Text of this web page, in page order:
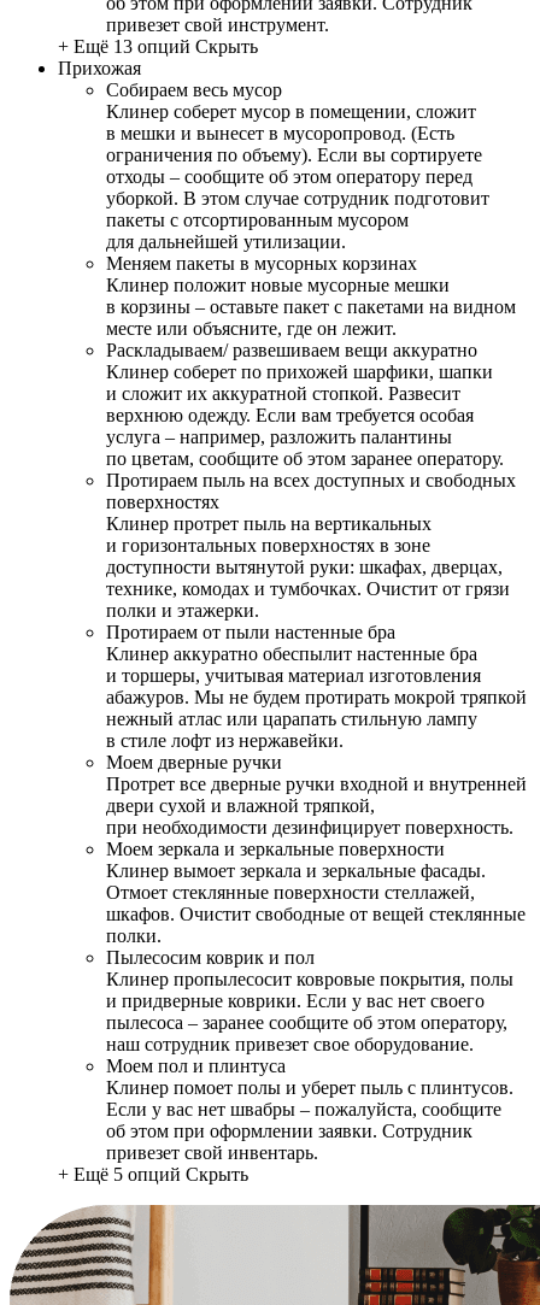
привезет свой инструмент.
+ Ещё 13 опций Скрыть
Прихожая
Собираем весь мусор
Клинер соберет мусор в помещении, сложит
в мешки и вынесет в мусоропровод. (Есть
ограничения по объему). Если вы сортируете
отходы – сообщите об этом оператору перед
уборкой. В этом случае сотрудник подготовит
пакеты с отсортированным мусором
для дальнейшей утилизации.
Меняем пакеты в мусорных корзинах
Клинер положит новые мусорные мешки
в корзины – оставьте пакет с пакетами на видном
месте или объясните, где он лежит.
Раскладываем/ развешиваем вещи аккуратно
Клинер соберет по прихожей шарфики, шапки
и сложит их аккуратной стопкой. Развесит
верхнюю одежду. Если вам требуется особая
услуга – например, разложить палантины
по цветам, сообщите об этом заранее оператору.
Протираем пыль на всех доступных и свободных
поверхностях
Клинер протрет пыль на вертикальных
и горизонтальных поверхностях в зоне
доступности вытянутой руки: шкафах, дверцах,
технике, комодах и тумбочках. Очистит от грязи
полки и этажерки.
Протираем от пыли настенные бра
Клинер аккуратно обеспылит настенные бра
и торшеры, учитывая материал изготовления
абажуров. Мы не будем протирать мокрой тряпкой
нежный атлас или царапать стильную лампу
в стиле лофт из нержавейки.
Моем дверные ручки
Протрет все дверные ручки входной и внутренней
двери сухой и влажной тряпкой,
при необходимости дезинфицирует поверхность.
Моем зеркала и зеркальные поверхности
Клинер вымоет зеркала и зеркальные фасады.
Отмоет стеклянные поверхности стеллажей,
шкафов. Очистит свободные от вещей стеклянные
полки.
Пылесосим коврик и пол
Клинер пропылесосит ковровые покрытия, полы
и придверные коврики. Если у вас нет своего
пылесоса – заранее сообщите об этом оператору,
наш сотрудник привезет свое оборудование.
Моем пол и плинтуса
Клинер помоет полы и уберет пыль с плинтусов.
Если у вас нет швабры – пожалуйста, сообщите
об этом при оформлении заявки. Сотрудник
привезет свой инвентарь.
+ Ещё 5 опций Скрыть